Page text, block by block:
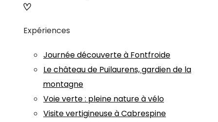
Expériences
Journée découverte à Fontfroide
Le château de Puilaurens, gardien de la
montagne
Voie verte : pleine nature à vélo
Visite vertigineuse à Cabrespine